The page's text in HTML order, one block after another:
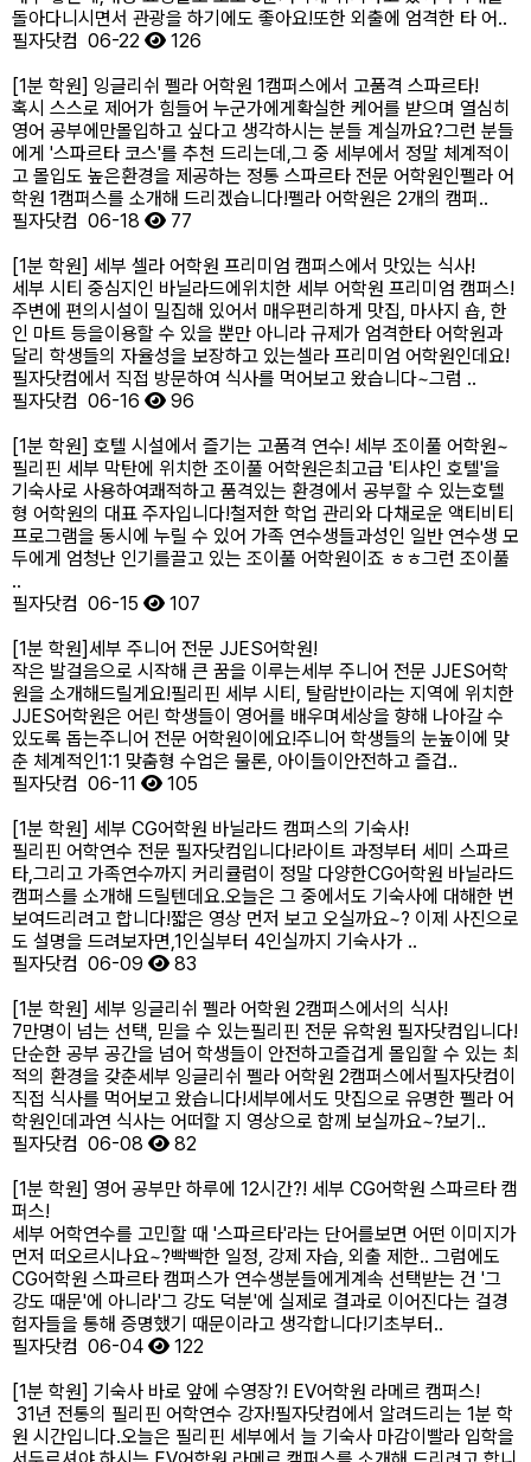
돌아다니시면서 관광을 하기에도 좋아요!​또한 외출에 엄격한 타 어..
필자닷컴 06-22
126
[1분 학원] 잉글리쉬 펠라 어학원 1캠퍼스에서 고품격 스파르타!
혹시 스스로 제어가 힘들어 누군가에게확실한 케어를 받으며 열심히
영어 공부에만몰입하고 싶다고 생각하시는 분들 계실까요?그런 분들
에게 '스파르타 코스'를 추천 드리는데,그 중 세부에서 정말 체계적이
고 몰입도 높은환경을 제공하는 정통 스파르타 전문 어학원인펠라 어
학원 1캠퍼스를 소개해 드리겠습니다!​펠라 어학원은 2개의 캠퍼..
필자닷컴 06-18
77
[1분 학원] 세부 셀라 어학원 프리미엄 캠퍼스에서 맛있는 식사!
세부 시티 중심지인 바닐라드에위치한 세부 어학원 프리미엄 캠퍼스!​
주변에 편의시설이 밀집해 있어서 매우편리하게 맛집, 마사지 숍, 한
인 마트 등을이용할 수 있을 뿐만 아니라 규제가 엄격한타 어학원과
달리 학생들의 자율성을 보장하고 있는셀라 프리미엄 어학원인데요!​
필자닷컴에서 직접 방문하여 식사를 먹어보고 왔습니다~​그럼 ..
필자닷컴 06-16
96
[1분 학원] 호텔 시설에서 즐기는 고품격 연수! 세부 조이풀 어학원~
필리핀 세부 막탄에 위치한 조이풀 어학원은최고급 '티샤인 호텔'을
기숙사로 사용하여쾌적하고 품격있는 환경에서 공부할 수 있는호텔
형 어학원의 대표 주자입니다!철저한 학업 관리와 다채로운 액티비티
프로그램을 동시에 누릴 수 있어 가족 연수생들과성인 일반 연수생 모
두에게 엄청난 인기를끌고 있는 조이풀 어학원이죠 ㅎㅎ그런 조이풀
..
필자닷컴 06-15
107
[1분 학원]세부 주니어 전문 JJES어학원!
작은 발걸음으로 시작해 큰 꿈을 이루는세부 주니어 전문 JJES어학
원을 소개해드릴게요!​필리핀 세부 시티, 탈람반이라는 지역에 위치한
JJES어학원은 어린 학생들이 영어를 배우며세상을 향해 나아갈 수
있도록 돕는주니어 전문 어학원이에요!​주니어 학생들의 눈높이에 맞
춘 체계적인1:1 맞춤형 수업은 물론, 아이들이안전하고 즐겁..
필자닷컴 06-11
105
[1분 학원] 세부 CG어학원 바닐라드 캠퍼스의 기숙사!
필리핀 어학연수 전문 필자닷컴입니다!라이트 과정부터 세미 스파르
타,그리고 가족연수까지 커리큘럼이 정말 다양한CG어학원 바닐라드
캠퍼스를 소개해 드릴텐데요.오늘은 그 중에서도 기숙사에 대해한 번
보여드리려고 합니다!​짧은 영상 먼저 보고 오실까요~? 이제 사진으로
도 설명을 드려보자면,1인실부터 4인실까지 기숙사가 ..
필자닷컴 06-09
83
[1분 학원] 세부 잉글리쉬 펠라 어학원 2캠퍼스에서의 식사!
7만명이 넘는 선택, 믿을 수 있는필리핀 전문 유학원 필자닷컴입니다!
단순한 공부 공간을 넘어 학생들이 안전하고즐겁게 몰입할 수 있는 최
적의 환경을 갖춘세부 잉글리쉬 펠라 어학원 2캠퍼스에서필자닷컴이
직접 식사를 먹어보고 왔습니다!세부에서도 맛집으로 유명한 펠라 어
학원인데과연 식사는 어떠할 지 영상으로 함께 보실까요~?보기..
필자닷컴 06-08
82
[1분 학원] 영어 공부만 하루에 12시간?! 세부 CG어학원 스파르타 캠
퍼스!
세부 어학연수를 고민할 때 '스파르타'라는 단어를보면 어떤 이미지가
먼저 떠오르시나요~?빡빡한 일정, 강제 자습, 외출 제한.. 그럼에도
CG어학원 스파르타 캠퍼스가 연수생분들에게계속 선택받는 건 '그
강도 때문'에 아니라'그 강도 덕분'에 실제로 결과로 이어진다는 걸경
험자들을 통해 증명했기 때문이라고 생각합니다!​기초부터..
필자닷컴 06-04
122
[1분 학원] 기숙사 바로 앞에 수영장?! EV어학원 라메르 캠퍼스!
31년 전통의 필리핀 어학연수 강자!필자닷컴에서 알려드리는 1분 학
원 시간입니다.오늘은 필리핀 세부에서 늘 기숙사 마감이빨라 입학을